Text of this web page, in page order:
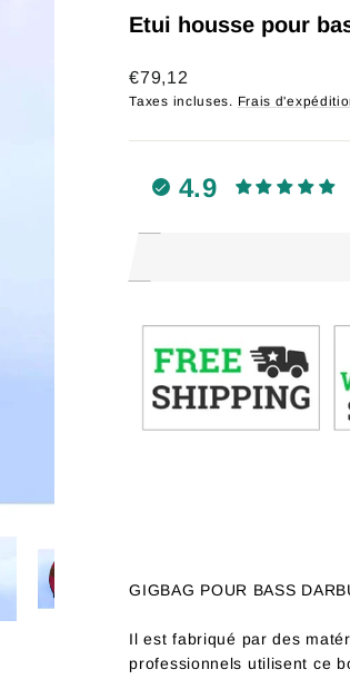
Etui housse pour
Prix
régulier
€79,12
Taxes incluses. Frais
4.9
GIGBAG POUR BASS
Il est fabriqué par des
professionnels utilisent ce